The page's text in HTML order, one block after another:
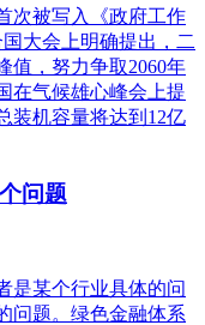
次被写入《政府工作
大会上明确提出，二
值，努力争取2060年
在气候雄心峰会上提
装机容量将达到12亿
问题
是某个行业具体的问
问题。绿色金融体系